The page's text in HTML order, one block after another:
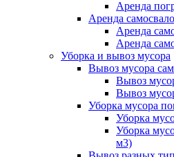
Аренда
Аренда
Аренда
Аренда
Уборка и вывоз мусора
Вывоз мусора
Вывоз
Вывоз
Уборка мусора
Уборка
Уборка
м3)